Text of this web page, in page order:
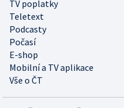
TV poplatky
Teletext
Podcasty
Počasí
E-shop
Mobilní a TV aplikace
Vše o ČT